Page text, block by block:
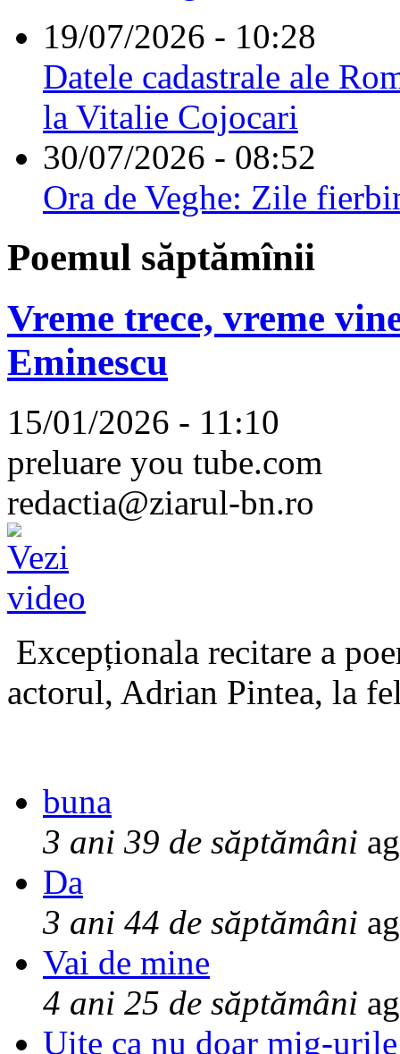
19/07/2026 - 10:28
Datele cadastrale ale
la Vitalie Cojocari
30/07/2026 - 08:52
Ora de Veghe: Zile
Poemul săptămînii
Vreme trece, vreme
Eminescu
15/01/2026 - 11:10
preluare you tube.com
redactia@ziarul-bn.ro
Excepționala recitare a
actorul, Adrian Pintea, la
buna
3 ani 39 de săptămâni
Da
3 ani 44 de săptămâni
Vai de mine
4 ani 25 de săptămâni
Uite ca nu doar mig-urile